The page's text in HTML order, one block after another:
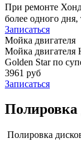
При ремонте
более одного
Записаться
Мойка двигателя
Мойка двигателя
Golden Star по
3961 руб
Записаться
Полировка
Полировка